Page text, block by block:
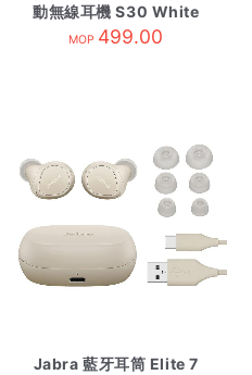
動無線耳機 S30 White
MOP 499.00
Jabra 藍牙耳筒 Elite 7